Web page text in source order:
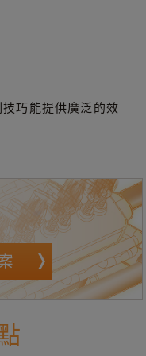
巧能提供廣泛的效